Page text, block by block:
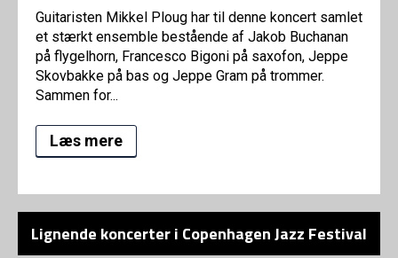
Guitaristen Mikkel Ploug har til denne koncert samlet
et stærkt ensemble bestående af Jakob Buchanan
på flygelhorn, Francesco Bigoni på saxofon, Jeppe
Skovbakke på bas og Jeppe Gram på trommer.
Sammen for...
Læs mere
Lignende koncerter i Copenhagen Jazz Festival